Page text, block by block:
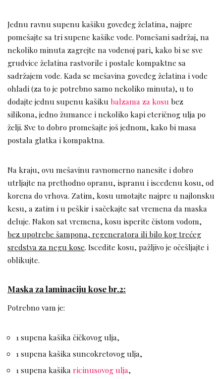
Jednu ravnu supenu kašiku goveđeg želatina, najpre
pomešajte sa tri supene kašike vode. Pomešani sadržaj, na
nekoliko minuta zagrejte na vodenoj pari, kako bi se sve
grudvice želatina rastvorile i postale kompaktne sa
sadržajem vode. Kada se mešavina goveđeg želatina i vode
ohladi (za to je potrebno samo nekoliko minuta), u to
dodajte jednu supenu kašiku balzama za kosu bez
silikona, jedno žumance i nekoliko kapi eteričnog ulja po
želji. Sve to dobro promešajte još jednom, kako bi masa
postala glatka i kompaktna.
Na kraju, ovu mešavinu ravnomerno nanesite i dobro
utrljajte na prethodno opranu, ispranu i isceđenu kosu, od
korena do vrhova. Zatim, kosu umotajte najpre u najlonsku
kesu, a zatim i u peškir i sačekajte sat vremena da maska
deluje. Nakon sat vremena, kosu isperite čistom vodom,
bez upotrebe šampona, regeneratora ili bilo kog trećeg
sredstva za negu kose. Iscedite kosu, pažljivo je očešljajte i
oblikujte.
Maska za laminaciju kose br.2:
Potrebno vam je:
1 supena kašika čičkovog ulja,
1 supena kašika suncokretovog ulja,
1 supena kašika ricinusovog ulja,